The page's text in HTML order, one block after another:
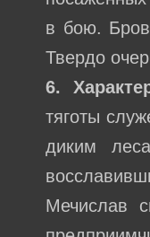
в бою.
Твердо
6.
тяготы
диким
Мечислав